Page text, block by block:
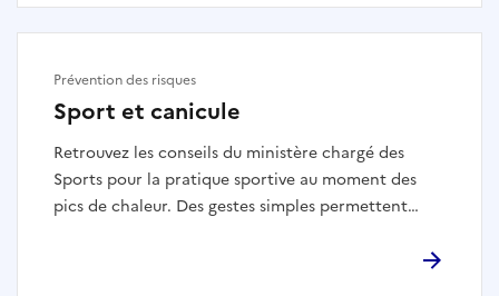
Sport et canicule
Retrouvez les conseils du ministère chargé des
Sports pour la pratique sportive au moment des
pics de chaleur. Des gestes simples permettent
Prévention des risques